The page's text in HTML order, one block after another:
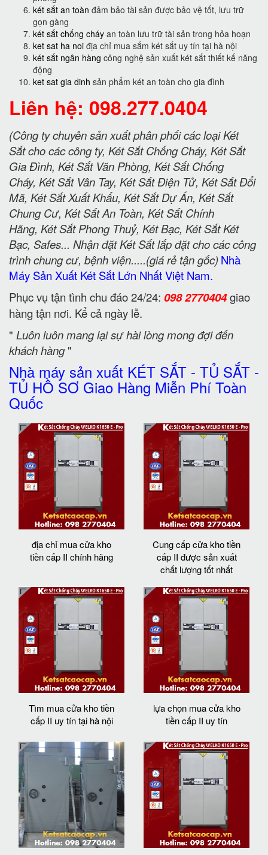
két sắt an toàn đảm bảo tài sản được bảo vệ tốt, lưu trữ
gọn gàng
két sắt chống cháy an toàn lưu trữ tài sản trong hỏa hoạn
ket sat ha noi địa chỉ mua sắm két sắt uy tín tại hà nội
két sắt ngân hàng công nghệ sản xuất két sắt thiết kế năng
động
ket sat gia dinh sản phẩm két an toàn cho gia đình
Liên hệ: 098.277.0404
(Công ty chuyên sản xuất phân phối các loại Két
Sắt cho các công ty, Két Sắt Chống Cháy, Két Sắt
Gia Đình, Két Sắt Văn Phòng, Két Sắt Chống
Cháy, Két Sắt Vân Tay, Két Sắt Điện Tử, Két Sắt Đổi
Mã, Két Sắt Xuất Khẩu, Két Sắt Dự Án, Két Sắt
Chung Cư, Két Sắt An Toàn, Két Sắt Chính
Hãng, Két Sắt Phong Thuỷ, Két Bạc, Két Sắt Két
Bạc, Safes... Nhận đặt Két Sắt lắp đặt cho các công
trình chung cư, bệnh viện.....(giá rẻ tận gốc) Nhà
Máy Sản Xuất Két Sắt Lớn Nhất Việt Nam.
Phục vụ tận tình chu đáo 24/24: 098 2770404giao
hàng tận nơi. Kể cả ngày lễ.
" Luôn luôn mang lại sự hài lòng mong đợi đến
khách hàng"
Nhà máy sản xuất KÉT SẮT - TỦ SẮT -
TỦ HỒ SƠ Giao Hàng Miễn Phí Toàn
Quốc
địa chỉ mua cửa kho
tiền cấp II chính hãng
Cung cấp cửa kho tiền
cấp II được sản xuất
chất lượng tốt nhất
Tìm mua cửa kho tiền
cấp II uy tín tại hà nội
lựa chọn mua cửa kho
tiền cấp II uy tín